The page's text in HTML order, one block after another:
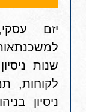
יזם
שנות
לקוחות,
ניסיון